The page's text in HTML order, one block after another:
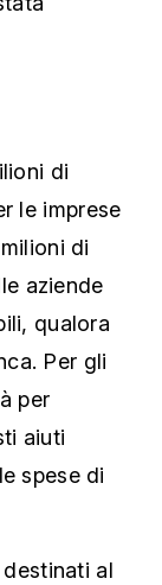
di
le imprese
di
aziende
qualora
Per gli
per
aiuti
spese di
al